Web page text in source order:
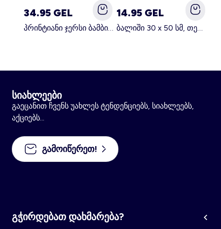
34.95 GEL
პრინტიანი ჯერსი ბამბის და ფლისის საბანი თეთრი
14.95 GEL
ბალიში 30 x 50 სმ, თეთრი
სიახლეები
გაეცანით ჩვენს უახლეს ტენდენციებს, სიახლეებს,
აქციებს...
გამოიწერეთ!
გჭირდებათ დახმარება?